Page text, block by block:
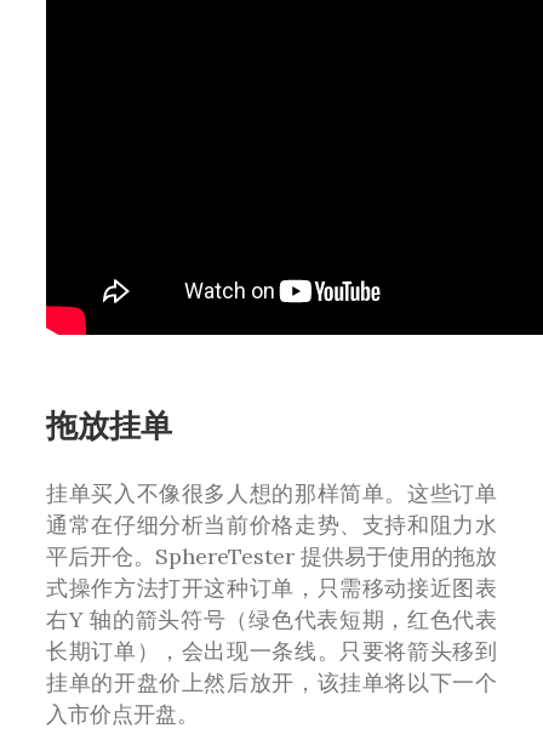
拖放挂单
挂单买入不像很多人想的那样简单。这些订单
通常在仔细分析当前价格走势、支持和阻力水
平后开仓。SphereTester 提供易于使用的拖放
式操作方法打开这种订单，只需移动接近图表
右Y 轴的箭头符号（绿色代表短期，红色代表
长期订单），会出现一条线。只要将箭头移到
挂单的开盘价上然后放开，该挂单将以下一个
入市价点开盘。